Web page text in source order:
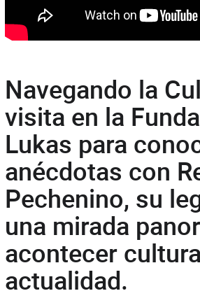
Navegando la
visita en la
Lukas para
anécdotas con
Pechenino, su
una mirada
acontecer
actualidad.